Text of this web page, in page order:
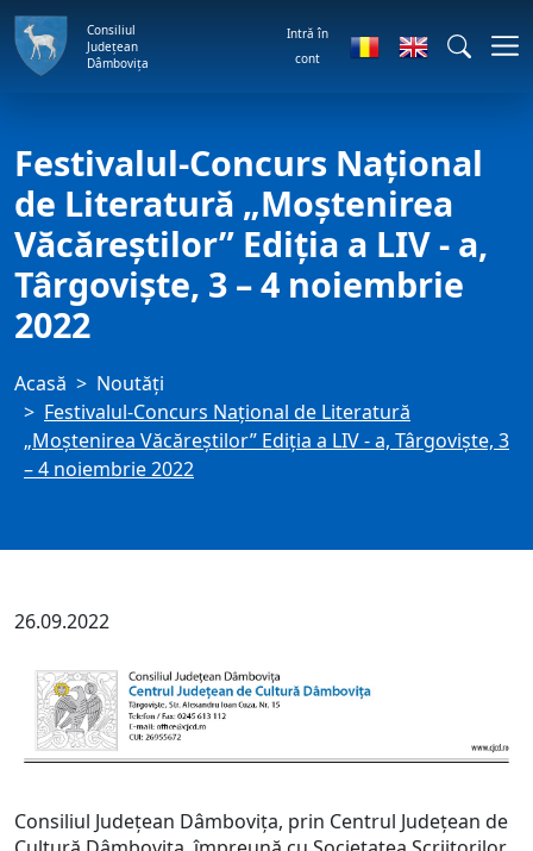
Consiliul
Județean
Dâmbovița
Intră în
cont
Festivalul-Concurs Naţional
de Literatură „Moştenirea
Văcăreştilor” Ediţia a LIV - a,
Târgovişte, 3 – 4 noiembrie
2022
Acasă
Noutăți
Festivalul-Concurs Naţional de Literatură
„Moştenirea Văcăreştilor” Ediţia a LIV - a, Târgovişte, 3
– 4 noiembrie 2022
26.09.2022
Consiliul Judeţean Dâmboviţa, prin Centrul Judeţean de